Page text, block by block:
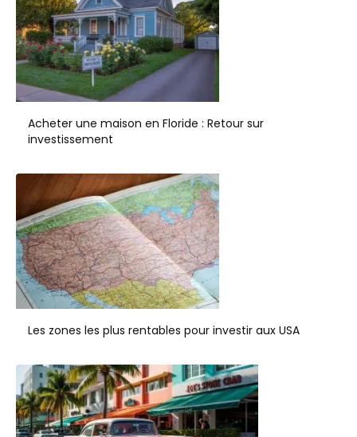
Acheter une maison en Floride : Retour sur
investissement
Les zones les plus rentables pour investir aux USA